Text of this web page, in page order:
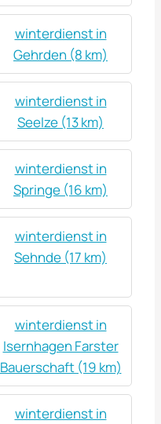
winterdienst in
Gehrden (8 km)
winterdienst in
Seelze (13 km)
winterdienst in
Springe (16 km)
winterdienst in
Sehnde (17 km)
winterdienst in
Isernhagen Farster
Bauerschaft (19 km)
winterdienst in